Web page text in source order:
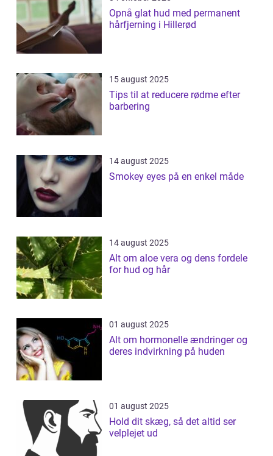
Opnå glat hud med permanent
hårfjerning i Hillerød
15 august 2025
Tips til at reducere rødme efter
barbering
14 august 2025
Smokey eyes på en enkel måde
14 august 2025
Alt om aloe vera og dens fordele
for hud og hår
01 august 2025
Alt om hormonelle ændringer og
deres indvirkning på huden
01 august 2025
Hold dit skæg, så det altid ser
velplejet ud